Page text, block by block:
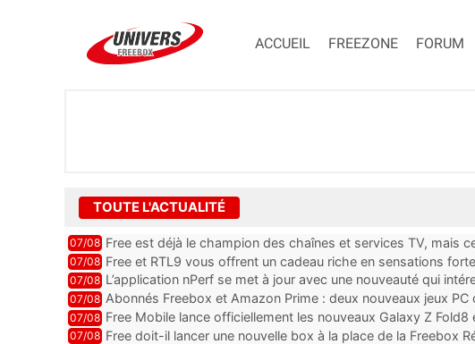
ACCUEIL FREEZONE FORUM
TOUTE L'ACTUALITÉ
07/08 Free est déjà le champion des chaînes et services TV, mais
encore au moin...
07/08 Free et RTL9 vous offrent un cadeau riche en sensations
l’obtenir
07/08 L’application nPerf se met à jour avec une nouveauté qui
Mobile, Orange, SFR ...
07/08 Abonnés Freebox et Amazon Prime : deux nouveaux jeux
07/08 Free Mobile lance officiellement les nouveaux Galaxy Z
des promos et des cadeaux
07/08 Free doit-il lancer une nouvelle box à la place de la Freebox